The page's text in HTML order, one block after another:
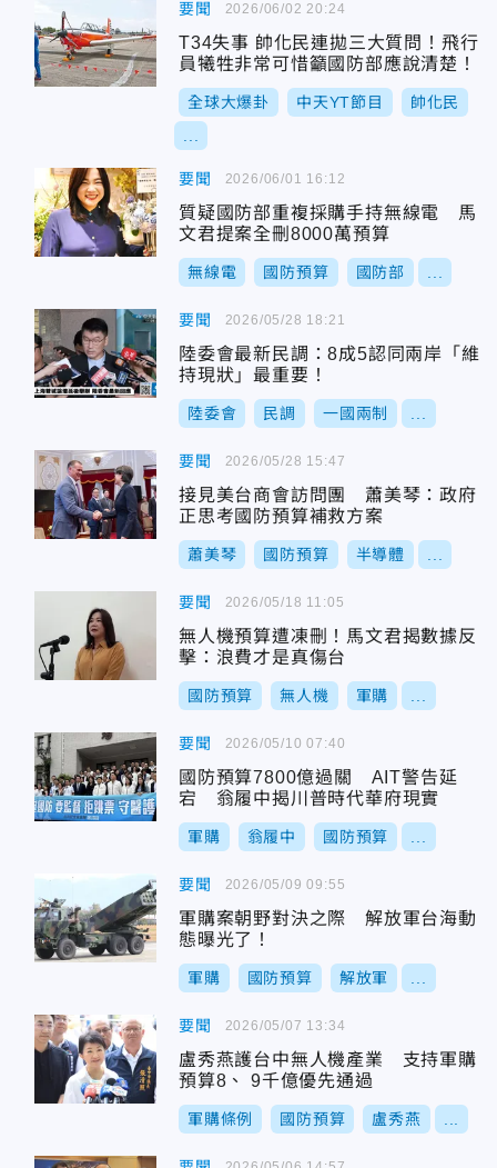
要聞
T34失事 帥化民連拋三大質問！飛行
員犧牲非常可惜籲國防部應說清楚！
全球大爆卦 中天YT節目 帥化民
2026/06/02 20:24
要聞
質疑國防部重複採購手持無線電 馬
文君提案全刪8000萬預算
無線電 國防預算 國防部
2026/06/01 16:12
要聞
陸委會最新民調：8成5認同兩岸「維
持現狀」最重要！
陸委會 民調 一國兩制
2026/05/28 18:21
要聞
接見美台商會訪問團 蕭美琴：政府
正思考國防預算補救方案
蕭美琴 國防預算 半導體
2026/05/28 15:47
要聞
無人機預算遭凍刪！馬文君揭數據反
擊：浪費才是真傷台
國防預算 無人機 軍購
2026/05/18 11:05
要聞
國防預算7800億過關 AIT警告延
宕 翁履中揭川普時代華府現實
軍購 翁履中 國防預算
2026/05/10 07:40
要聞
軍購案朝野對決之際 解放軍台海動
態曝光了！
軍購 國防預算 解放軍
2026/05/09 09:55
要聞
盧秀燕護台中無人機產業 支持軍購
預算8、 9千億優先通過
軍購條例 國防預算 盧秀燕
2026/05/07 13:34